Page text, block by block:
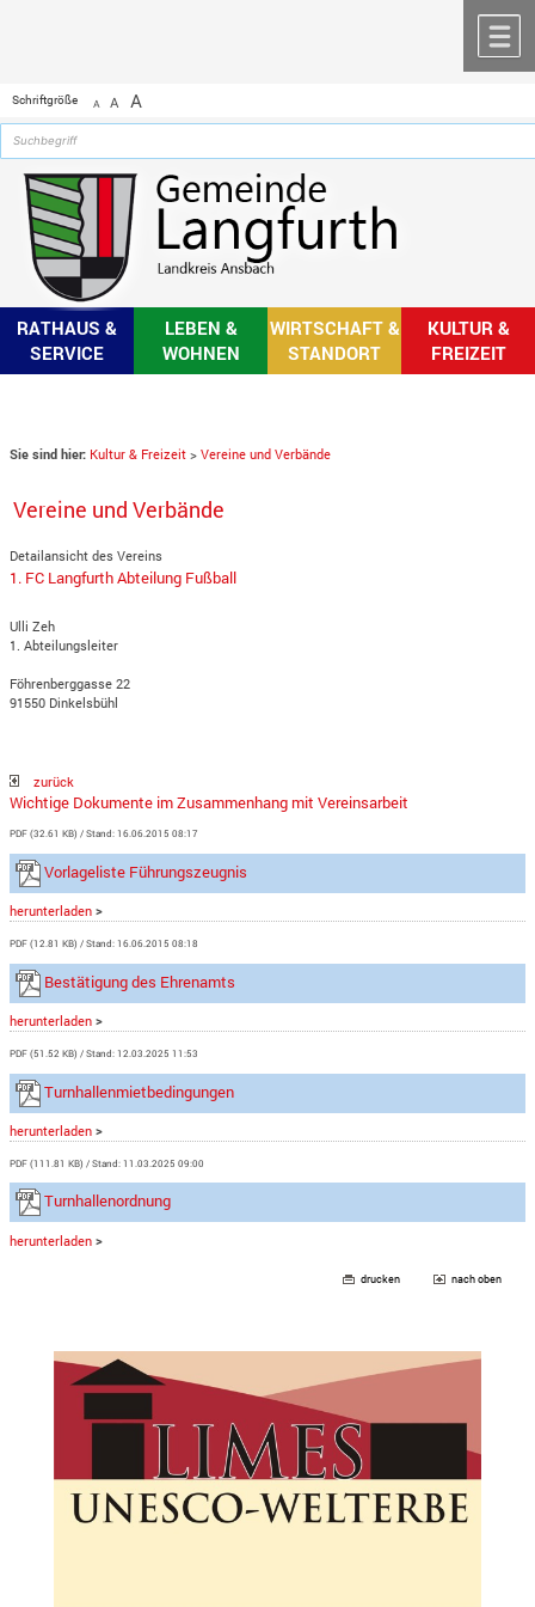
Schriftgröße A A A
RATHAUS &
SERVICE
LEBEN &
WOHNEN
WIRTSCHAFT &
STANDORT
KULTUR &
FREIZEIT
Sie sind hier: Kultur & Freizeit >Vereine und Verbände
Vereine und Verbände
Detailansicht des Vereins
1. FC Langfurth Abteilung Fußball
Ulli Zeh
1. Abteilungsleiter
Föhrenberggasse 22
91550 Dinkelsbühl
zurück
Wichtige Dokumente im Zusammenhang mit Vereinsarbeit
PDF (32.61 KB) Stand: 16.06.2015 08:17
Vorlageliste Führungszeugnis
herunterladen >
PDF (12.81 KB) Stand: 16.06.2015 08:18
Bestätigung des Ehrenamts
herunterladen >
PDF (51.52 KB) Stand: 12.03.2025 11:53
Turnhallenmietbedingungen
herunterladen >
PDF (111.81 KB) Stand: 11.03.2025 09:00
Turnhallenordnung
herunterladen >
drucken nach oben